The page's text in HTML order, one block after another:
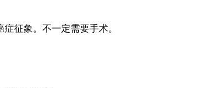
征象。不一定需要手术。